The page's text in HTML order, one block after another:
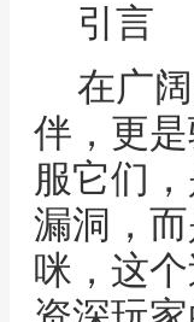
引言
在广
伴，更
服它们
漏洞，
咪，这